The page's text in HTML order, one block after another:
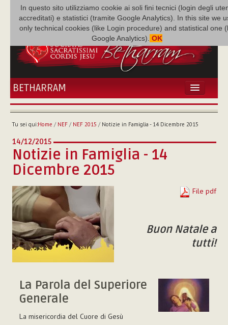
In questo sito utilizziamo cookie ai soli fini tecnici (login degli
accreditati) e statistici (tramite Google Analytics). In this site we
only technical cookies (like Login procedure) and statistical one
Google Analytics). OK
BETHARRAM
HOME
FAMIGLIA
MISSIONE
NEF
MEDIATECA
P. AUGUSTO ETCHECOPAR
Tu sei qui:Home / NEF/ NEF 2015 / Notizie in Famiglia - 14 Dicembre 2015
14/12/2015
Notizie in Famiglia - 14
Dicembre 2015
File pdf
Buon Natale a
tutti!
La Parola del Superiore
Generale
La misericordia del Cuore di Gesù